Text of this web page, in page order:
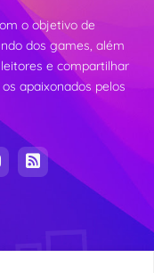
o objetivo de
dos games, além
e compartilhar
apaixonados pelos